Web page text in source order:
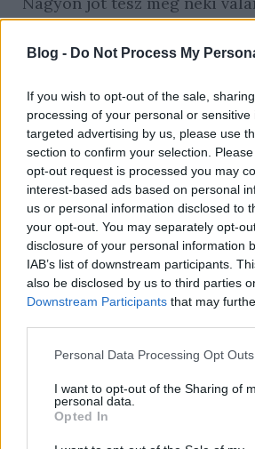
Blog - Do Not Process My
If you wish to opt-out of the sale,
processing of your personal or
targeted advertising by us, please use
section to confirm your selection.
opt-out request is processed you may
interest-based ads based on personal
us or personal information disclosed to
your opt-out. You may separately opt-
disclosure of your personal information
IAB’s list of downstream participants.
also be disclosed by us to third parties
Downstream Participants that may
Please note that this website/app uses
not limited to your visit or usage
grant or deny consent to Google and its
use your data for below specified
consent section.
Personal Data Processing Opt Outs
I want to opt-out of the Sharing of
personal data.
Opted In
mag is, szezám vagy
Talán a legnagyobb előnye
azon túl, hogy finom, az,
hordozható, piknikre és
is ideális.
Fotó: Ács Bori/Sóbors